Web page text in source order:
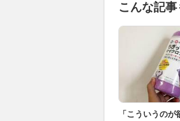
こんな記
「こういうの